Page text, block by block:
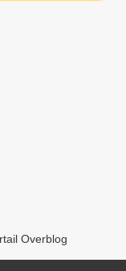
Overblog